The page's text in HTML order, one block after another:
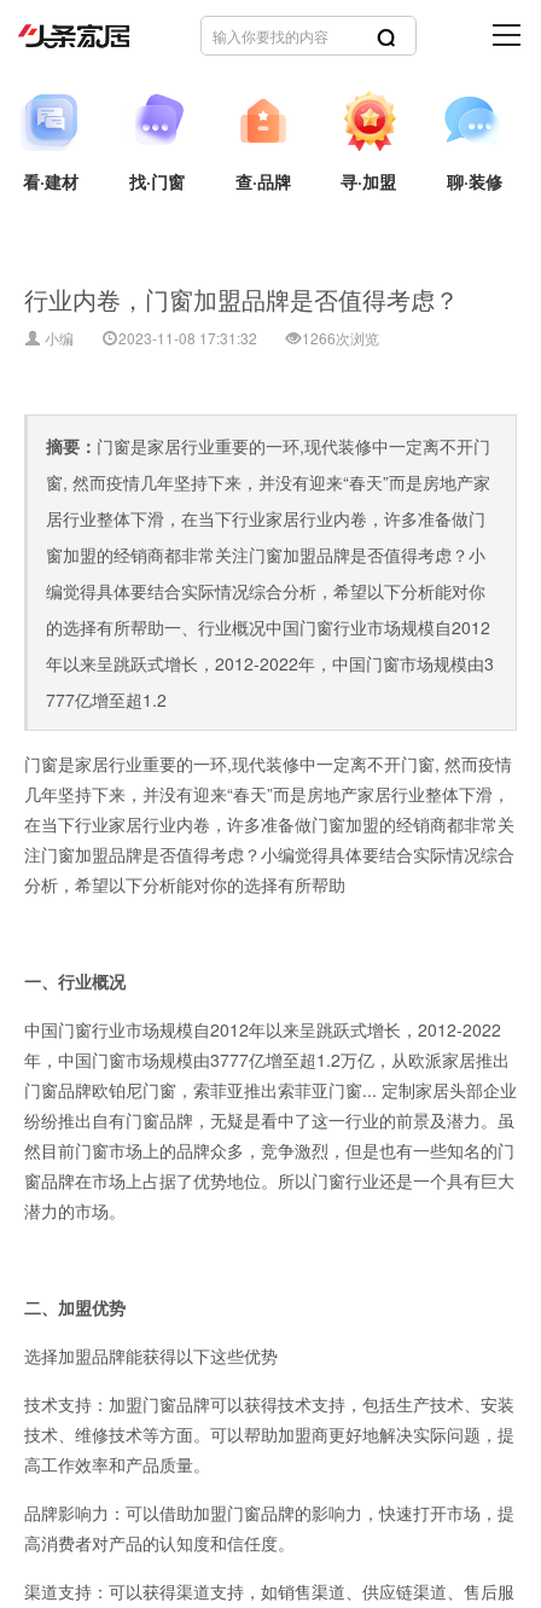
看·建材 找·门窗 查·品牌 寻·加盟 聊·装修
行业内卷，门窗加盟品牌是否值得考虑？
小编 2023-11-08 17:31:32 1266次浏览
摘要： 门窗是家居行业重要的一环,现代装修中一定离不开门
窗, 然而疫情几年坚持下来，并没有迎来“春天”而是房地产家
居行业整体下滑，在当下行业家居行业内卷，许多准备做门
窗加盟的经销商都非常关注门窗加盟品牌是否值得考虑？小
编觉得具体要结合实际情况综合分析，希望以下分析能对你
的选择有所帮助一、行业概况中国门窗行业市场规模自2012
年以来呈跳跃式增长，2012-2022年，中国门窗市场规模由3
777亿增至超1.2
门窗是家居行业重要的一环,现代装修中一定离不开门窗, 然而疫情
几年坚持下来，并没有迎来“春天”而是房地产家居行业整体下滑，
在当下行业家居行业内卷，许多准备做门窗加盟的经销商都非常关
注门窗加盟品牌是否值得考虑？小编觉得具体要结合实际情况综合
分析，希望以下分析能对你的选择有所帮助
一、行业概况
中国门窗行业市场规模自2012年以来呈跳跃式增长，2012-2022
年，中国门窗市场规模由3777亿增至超1.2万亿，从欧派家居推出
门窗品牌欧铂尼门窗，索菲亚推出索菲亚门窗... 定制家居头部企业
纷纷推出自有门窗品牌，无疑是看中了这一行业的前景及潜力。虽
然目前门窗市场上的品牌众多，竞争激烈，但是也有一些知名的门
窗品牌在市场上占据了优势地位。所以门窗行业还是一个具有巨大
潜力的市场。
二、加盟优势
选择加盟品牌能获得以下这些优势
技术支持：加盟门窗品牌可以获得技术支持，包括生产技术、安装
技术、维修技术等方面。可以帮助加盟商更好地解决实际问题，提
高工作效率和产品质量。
品牌影响力：可以借助加盟门窗品牌的影响力，快速打开市场，提
高消费者对产品的认知度和信任度。
渠道支持：可以获得渠道支持，如销售渠道、供应链渠道、售后服